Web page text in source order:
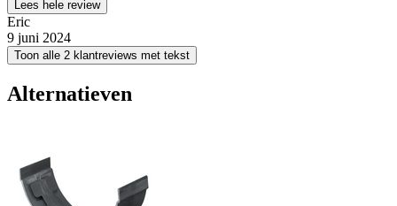
Lees hele review
Eric
9 juni 2024
Toon alle 2 klantreviews met tekst
Alternatieven